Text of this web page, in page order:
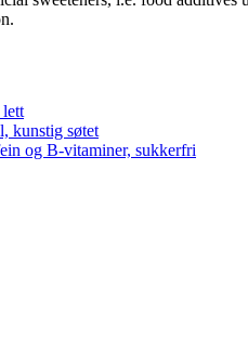
kunstig søtet
og B-vitaminer, sukkerfri